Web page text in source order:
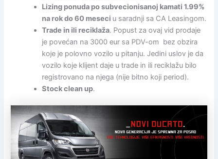
Lizing ponuda po subvecionisanoj kamati 1.99%
na rok do 60 meseci u saradnji sa CA Leasingom.
Trade in ili reciklaža. Popust za ovaj vid prodaje
je povećan na 3000 eur sa PDV-om bez obzira
koje je polovno vozilo u pitanju. Jedini uslov je da
vozilo koje klijent daje u trade in ili reciklažu bilo
registrovano na njega (nije bitno koji period).
Stock clean up.